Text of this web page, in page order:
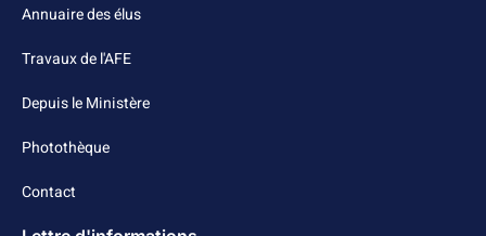
Annuaire des élus
Travaux de l'AFE
Depuis le Ministère
Photothèque
Contact